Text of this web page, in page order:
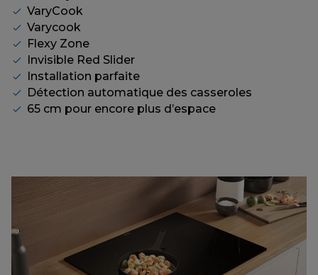
VaryCook
Varycook
Flexy Zone
Invisible Red Slider
Installation parfaite
Détection automatique des casseroles
65 cm pour encore plus d’espace